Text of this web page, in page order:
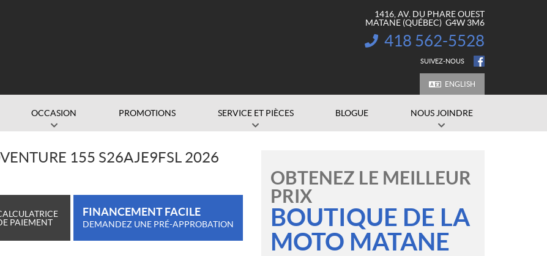
1416, AV. DU PHARE OUEST
MATANE (QUÉBEC) G4W 3M6
INFORMATION :
418 562-5528
SUIVEZ-NOUS
ENGLISH
OCCASION PROMOTIONS SERVICE ET PIÈCES BLOGUE NOUS JOINDRE
155 S26AJE9FSL 2026
PAIEMENT
FINANCEMENT FACILE
DEMANDEZ UNE PRÉ-APPROBATION
OBTENEZ LE MEILLEUR
PRIX
BOUTIQUE DE LA
MOTO MATANE